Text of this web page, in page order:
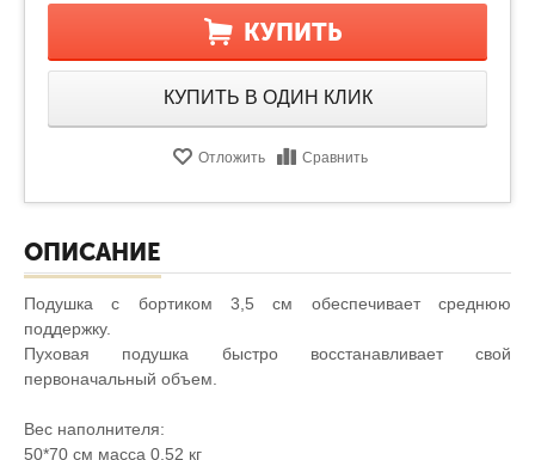
КУПИТЬ
КУПИТЬ В ОДИН КЛИК
Отложить Сравнить
ОПИСАНИЕ
Подушка с бортиком 3,5 см обеспечивает среднюю
поддержку.
Пуховая подушка быстро восстанавливает свой
первоначальный объем.
Вес наполнителя:
50*70 см масса 0,52 кг